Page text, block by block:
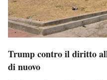
Trump contro il diritto
di nuovo